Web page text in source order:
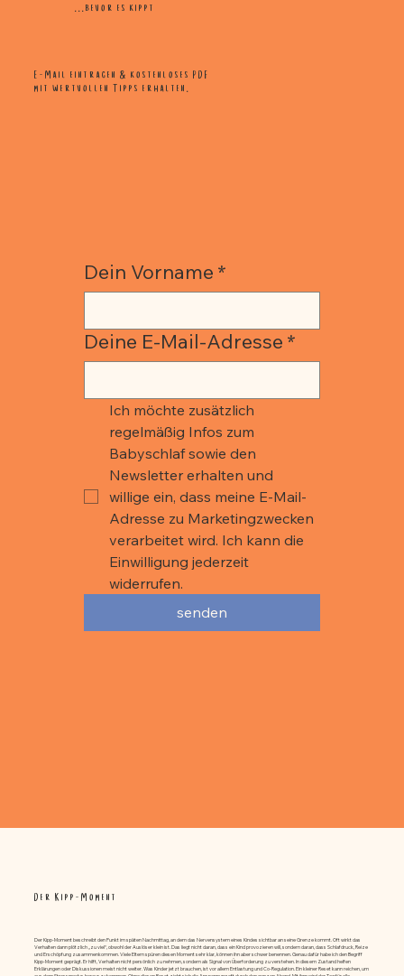
...bevor es kippt
E-Mail eintragen & kostenloses PDF
mit wertvollen Tipps erhalten.
Dein Vorname *
Deine E-Mail-Adresse *
Ich möchte zusätzlich
regelmäßig Infos zum
Babyschlaf sowie den
Newsletter erhalten und
willige ein, dass meine E-Mail-
Adresse zu Marketingzwecken
verarbeitet wird. Ich kann die
Einwilligung jederzeit
widerrufen.
senden
Der Kipp-Moment
Der Kipp-Moment beschreibt den Punkt im späten Nachmittag, an dem das Nervensystem eines Kindes sichtbar an seine Grenze kommt. Oft wirkt das
Verhalten dann plötzlich „zu viel“, obwohl der Auslöser klein ist. Das liegt nicht daran, dass ein Kind provozieren will, sondern daran, dass Schlafdruck, Reize
und Erschöpfung zusammenkommen. Viele Eltern spüren diesen Moment sehr klar, können ihn aber schwer benennen. Genau dafür habe ich den Begriff
Kipp-Moment geprägt. Er hilft, Verhalten nicht persönlich zu nehmen, sondern als Signal von Überforderung zu verstehen. In diesem Zustand helfen
Erklärungen oder Diskussionen meist nicht weiter. Was Kinder jetzt brauchen, ist vor allem Entlastung und Co-Regulation. Ein kleiner Reset kann reichen, um